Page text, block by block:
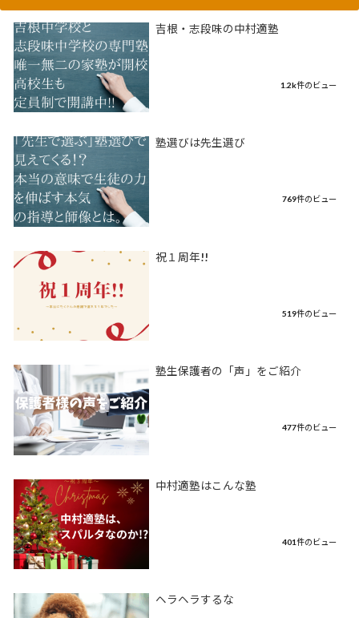
吉根・志段味の中村適塾
1.2k件のビュー
塾選びは先生選び
769件のビュー
祝１周年!!
519件のビュー
塾生保護者の「声」をご紹介
477件のビュー
中村適塾はこんな塾
401件のビュー
ヘラヘラするな